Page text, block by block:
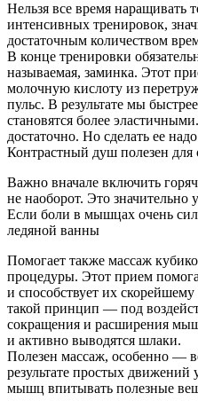
Нельзя все время наращивать
интенсивных тренировок,
достаточным количеством
В конце тренировки
называемая, заминка. Этот
молочную кислоту из
пульс. В результате мы
становятся более
достаточно. Но сделать ее
Контрастный душ полезен для
Важно вначале включить
не наоборот. Это значительно
Если боли в мышцах очень
ледяной ванны
Помогает также массаж
процедуры. Этот прием
и способствует их
такой принцип — под
сокращения и расширения
и активно выводятся шлаки.
Полезен массаж, особенно —
результате простых движений
мышц впитывать полезные